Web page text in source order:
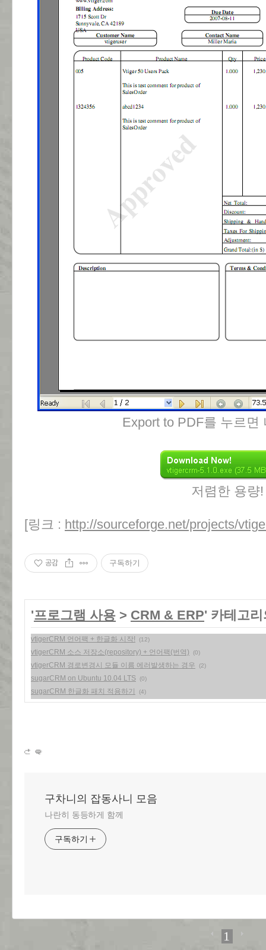
Export to PDF를 누르면
저렴한 용량!
[링크 : http://sourceforge.net/projects/
공감 구독하기
'프로그램 사용 > CRM & ERP' 카테고
vtigerCRM 언어팩 + 한글화 시작! (12)
vtigerCRM 소스 저장소(repository) + 언어팩(번역) (0)
vtigerCRM 경로변경시 모듈 이름 에러발생하는 경우 (2)
sugarCRM on Ubuntu 10.04 LTS (0)
sugarCRM 한글화 패치 적용하기 (4)
구차니의 잡동사니 모음
나란히 동등하게 함께
구독하기
1